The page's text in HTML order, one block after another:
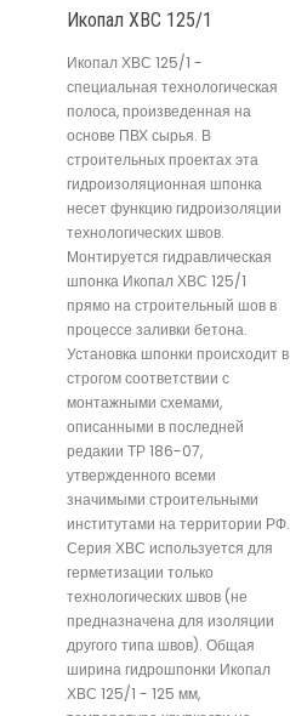
Икопал ХВС 125/1
Икопал ХВС 125/1 -
специальная технологическая
полоса, произведенная на
основе ПВХ сырья. В
строительных проектах эта
гидроизоляционная шпонка
несет функцию гидроизоляции
технологических швов.
Монтируется гидравлическая
шпонка Икопал ХВС 125/1
прямо на строительный шов в
процессе заливки бетона.
Установка шпонки происходит в
строгом соответствии с
монтажными схемами,
описанными в последней
редакии ТР 186-07,
утвержденного всеми
значимыми строительными
институтами на территории РФ.
Серия ХВС используется для
герметизации только
технологических швов (не
предназначена для изоляции
другого типа швов). Общая
ширина гидрошпонки Икопал
ХВС 125/1 - 125 мм,